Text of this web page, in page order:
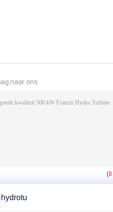
naar ons
(0
hydrotu